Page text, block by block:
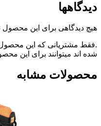
برای این محصول نوشته
که این محصول را
برای این محصول
مشابه